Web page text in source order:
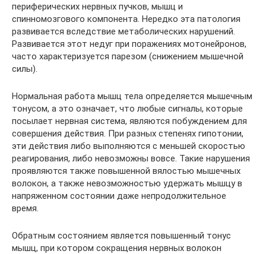
периферических нервных пучков, мышц и
спинномозгового компонента. Нередко эта патология
развивается вследствие метаболических нарушений.
Развивается этот недуг при поражениях мотонейронов,
часто характеризуется парезом (снижением мышечной
силы).
Нормальная работа мышц тела определяется мышечным
тонусом, а это означает, что любые сигналы, которые
посылает нервная система, являются побуждением для
совершения действия. При разных степенях гипотонии,
эти действия либо выполняются с меньшей скоростью
реагирования, либо невозможны вовсе. Такие нарушения
проявляются также повышенной вялостью мышечных
волокон, а также невозможностью удержать мышцу в
напряженном состоянии даже непродолжительное
время.
Обратным состоянием является повышенный тонус
мышц, при котором сокращения нервных волокон